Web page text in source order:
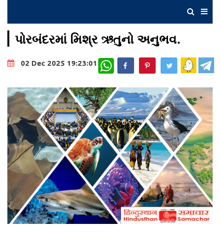
પોરબંદરમાં મિશ્ર ઋતુનો અનુભવ.
02 Dec 2025 19:23:01 WhatsApp